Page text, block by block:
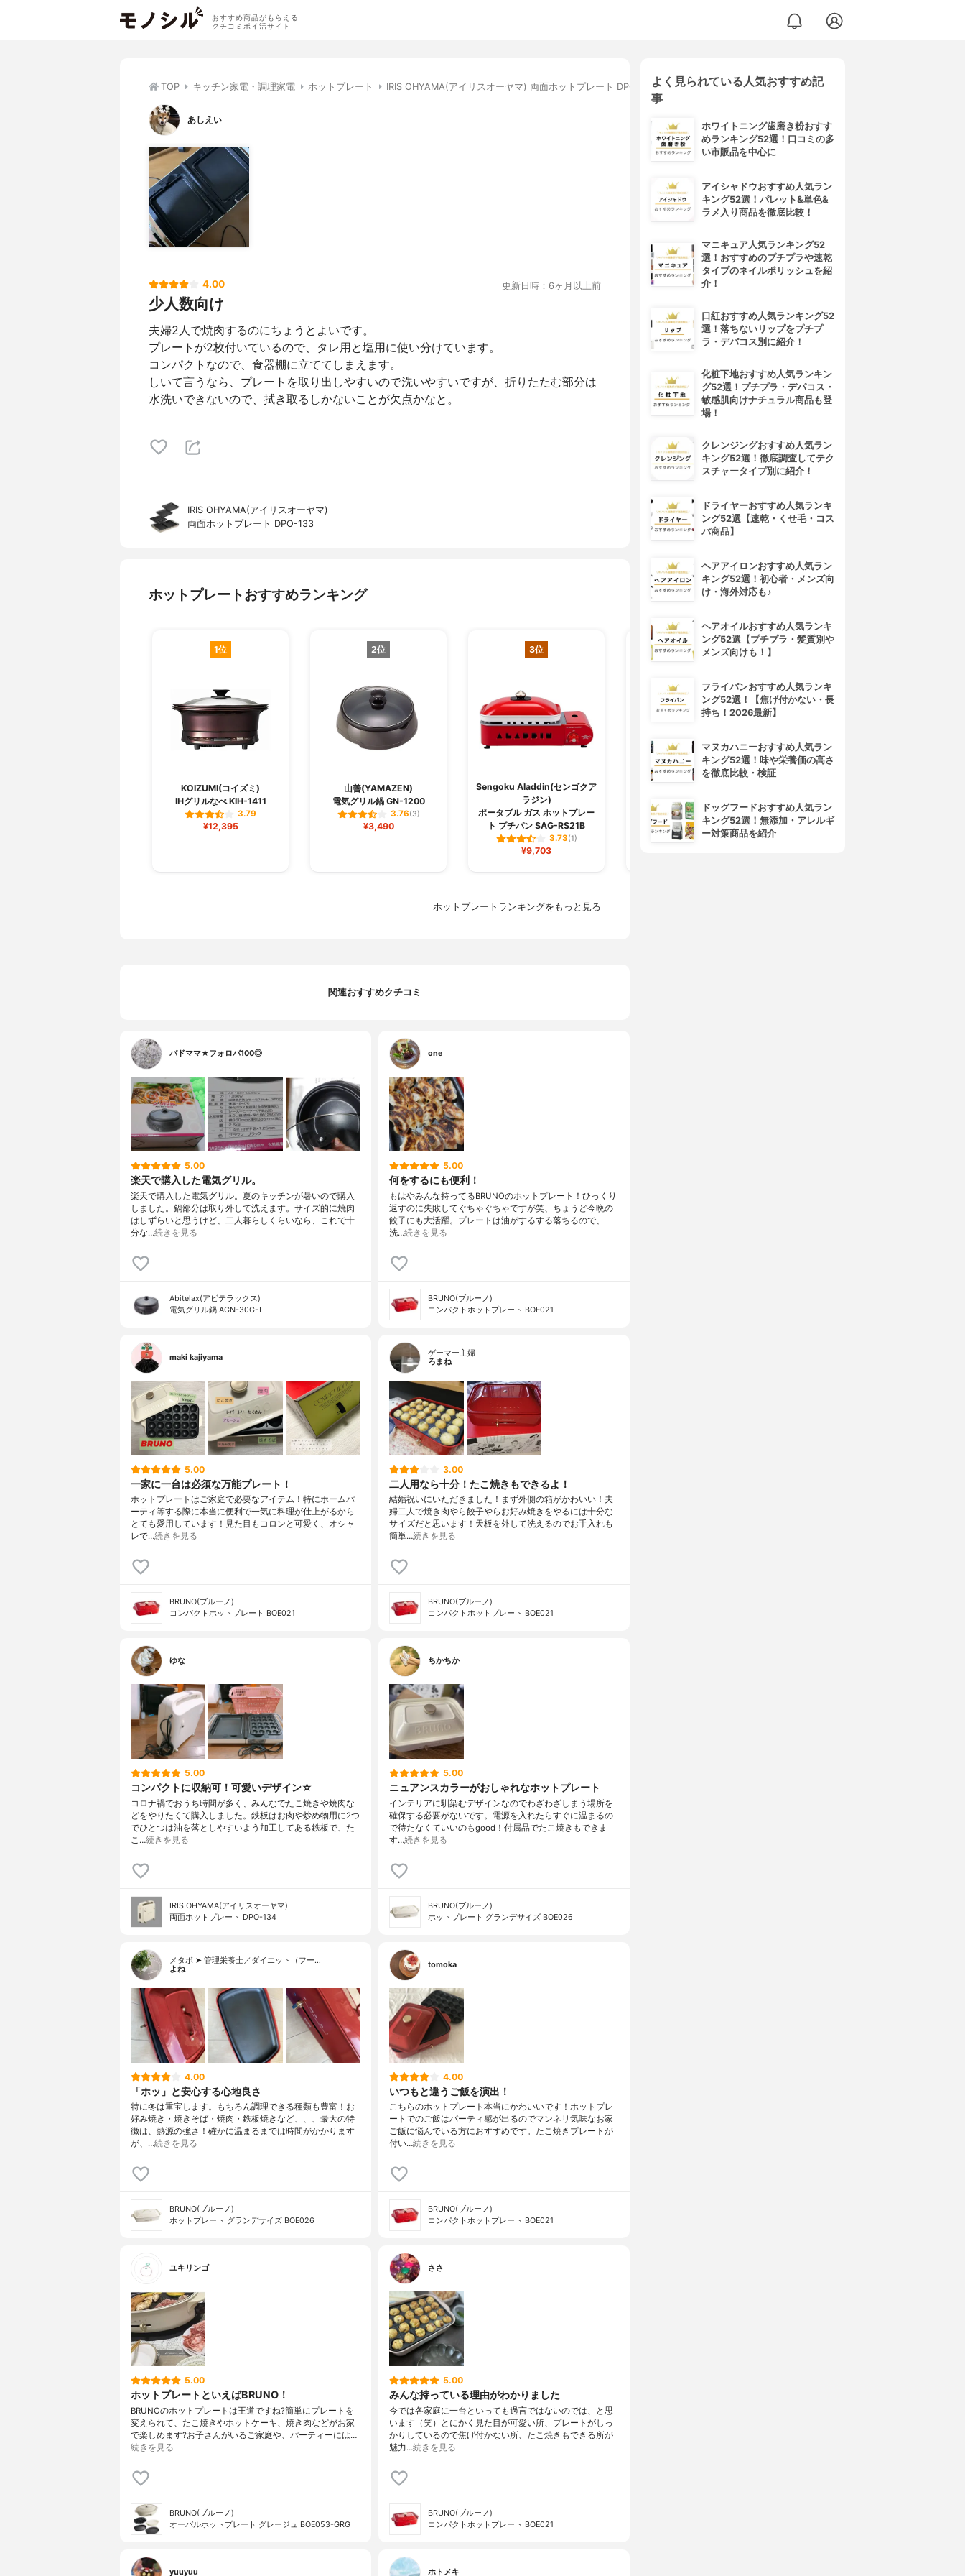
おすすめ商品がもらえる
クチコミポイ活サイト
TOP キッチン家電・調理家電 ホットプレート IRIS OHYAMA(アイリスオーヤマ) 両面ホットプレート DPO-133
あしえい
4.00 更新日時：6ヶ月以上前
少人数向け
夫婦2人で焼肉するのにちょうとよいです。
プレートが2枚付いているので、タレ用と塩用に使い分けています。
コンパクトなので、食器棚に立ててしまえます。
しいて言うなら、プレートを取り出しやすいので洗いやすいですが、折りたたむ部分は
水洗いできないので、拭き取るしかないことが欠点かなと。
IRIS OHYAMA(アイリスオーヤマ)
両面ホットプレート DPO-133
ホットプレートおすすめランキング
1位
KOIZUMI(コイズミ)
IHグリルなべ KIH-1411
3.79
¥12,395
2位
山善(YAMAZEN)
電気グリル鍋 GN-1200
3.76(3)
¥3,490
3位
Sengoku Aladdin(センゴクア
ラジン)
ポータブル ガス ホットプレー
ト プチパン SAG-RS21B
3.73(1)
¥9,703
4位
ポットデュオ フェット RPD-3
3.73
¥8,800
ホットプレート <これ1台>
CRC-B301
ホットプレートランキングをもっと見る
関連おすすめクチコミ
バドママ★フォロバ100◎
5.00
楽天で購入した電気グリル。
楽天で購入した電気グリル。夏のキッチンが暑いので購入
しました。鍋部分は取り外して洗えます。サイズ的に焼肉
はしずらいと思うけど、二人暮らしくらいなら、これで十
分な…続きを見る
Abitelax(アビテラックス)
電気グリル鍋 AGN-30G-T
one
5.00
何をするにも便利！
もはやみんな持ってるBRUNOのホットプレート！ひっくり
返すのに失敗してぐちゃぐちゃですが笑、ちょうど今晩の
餃子にも大活躍。プレートは油がするする落ちるので、
洗…続きを見る
BRUNO(ブルーノ)
コンパクトホットプレート BOE021
maki kajiyama
5.00
一家に一台は必須な万能プレート！
ホットプレートはご家庭で必要なアイテム！特にホームパ
ーティ等する際に本当に便利で一気に料理が仕上がるから
とても愛用しています！見た目もコロンと可愛く、オシャ
レで…続きを見る
BRUNO(ブルーノ)
コンパクトホットプレート BOE021
ゲーマー主婦
ろまね
3.00
二人用なら十分！たこ焼きもできるよ！
結婚祝いにいただきました！まず外側の箱がかわいい！夫
婦二人で焼き肉やら餃子やらお好み焼きをやるには十分な
サイズだと思います！天板を外して洗えるのでお手入れも
簡単…続きを見る
BRUNO(ブルーノ)
コンパクトホットプレート BOE021
ゆな
5.00
コンパクトに収納可！可愛いデザイン☆
コロナ禍でおうち時間が多く、みんなでたこ焼きや焼肉な
どをやりたくて購入しました。鉄板はお肉や炒め物用に2つ
でひとつは油を落としやすいよう加工してある鉄板で、た
こ…続きを見る
IRIS OHYAMA(アイリスオーヤマ)
両面ホットプレート DPO-134
ちかちか
5.00
ニュアンスカラーがおしゃれなホットプレート
インテリアに馴染むデザインなのでわざわざしまう場所を
確保する必要がないです。電源を入れたらすぐに温まるの
で待たなくていいのもgood！付属品でたこ焼きもできま
す…続きを見る
BRUNO(ブルーノ)
ホットプレート グランデサイズ BOE026
メタボ ➤ 管理栄養士／ダイエット（フー…
よね
4.00
「ホッ」と安心する心地良さ
特に冬は重宝します。もちろん調理できる種類も豊富！お
好み焼き・焼きそば・焼肉・鉄板焼きなど、、、最大の特
徴は、熱源の強さ！確かに温まるまでは時間がかかります
が、…続きを見る
BRUNO(ブルーノ)
ホットプレート グランデサイズ BOE026
tomoka
4.00
いつもと違うご飯を演出！
こちらのホットプレート本当にかわいいです！ホットプレ
ートでのご飯はパーティ感が出るのでマンネリ気味なお家
ご飯に悩んでいる方におすすめです。たこ焼きプレートが
付い…続きを見る
BRUNO(ブルーノ)
コンパクトホットプレート BOE021
ユキリンゴ
5.00
ホットプレートといえばBRUNO！
BRUNOのホットプレートは王道ですね?簡単にプレートを
変えられて、たこ焼きやホットケーキ、焼き肉などがお家
で楽しめます?お子さんがいるご家庭や、パーティーには…
続きを見る
BRUNO(ブルーノ)
オーバルホットプレート グレージュ BOE053-GRG
ささ
5.00
みんな持っている理由がわかりました
今では各家庭に一台といっても過言ではないのでは、と思
います（笑）とにかく見た目が可愛い所、プレートがしっ
かりしているので焦げ付かない所、たこ焼きもできる所が
魅力…続きを見る
BRUNO(ブルーノ)
コンパクトホットプレート BOE021
yuuyuu ホトメキ
よく見られている人気おすすめ記
事
ホワイトニング歯磨き粉おすす
めランキング52選！口コミの多
い市販品を中心に
アイシャドウおすすめ人気ラン
キング52選！パレット&単色&
ラメ入り商品を徹底比較！
マニキュア人気ランキング52
選！おすすめのプチプラや速乾
タイプのネイルポリッシュを紹
介！
口紅おすすめ人気ランキング52
選！落ちないリップをプチプ
ラ・デパコス別に紹介！
化粧下地おすすめ人気ランキン
グ52選！プチプラ・デパコス・
敏感肌向けナチュラル商品も登
場！
クレンジングおすすめ人気ラン
キング52選！徹底調査してテク
スチャータイプ別に紹介！
ドライヤーおすすめ人気ランキ
ング52選【速乾・くせ毛・コス
パ商品】
ヘアアイロンおすすめ人気ラン
キング52選！初心者・メンズ向
け・海外対応も♪
ヘアオイルおすすめ人気ランキ
ング52選【プチプラ・髪質別や
メンズ向けも！】
フライパンおすすめ人気ランキ
ング52選！【焦げ付かない・長
持ち！2026最新】
マヌカハニーおすすめ人気ラン
キング52選！味や栄養価の高さ
を徹底比較・検証
ドッグフードおすすめ人気ラン
キング52選！無添加・アレルギ
ー対策商品を紹介